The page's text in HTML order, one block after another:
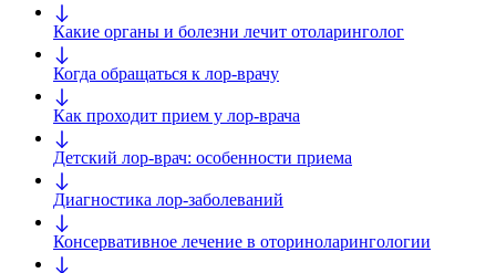
Какие органы и болезни лечит отоларинголог
Когда обращаться к лор-врачу
Как проходит прием у лор-врача
Детский лор-врач: особенности приема
Диагностика лор-заболеваний
Консервативное лечение в оториноларингологии